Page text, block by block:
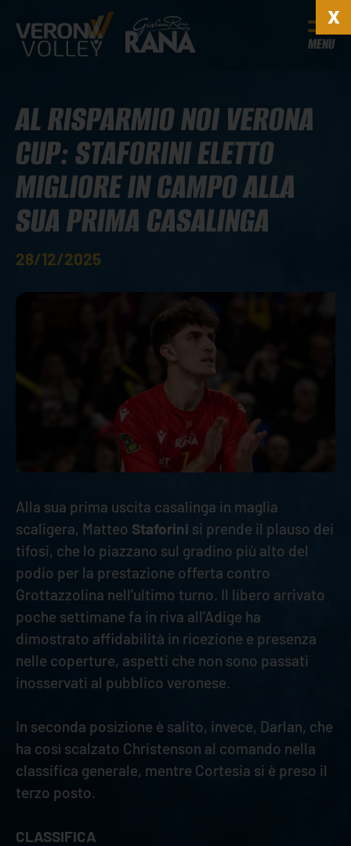
MENU
AL RISPARMIO NOI VERONA
CUP: STAFORINI ELETTO
MIGLIORE IN CAMPO ALLA
SUA PRIMA CASALINGA
28/12/2025
Alla sua prima uscita casalinga in maglia
scaligera, Matteo Staforini si prende il plauso dei
tifosi, che lo piazzano sul gradino più alto del
podio per la prestazione offerta contro
Grottazzolina nell'ultimo turno. Il libero arrivato
poche settimane fa in riva all'Adige ha
dimostrato affidabilità in ricezione e presenza
nelle coperture, aspetti che non sono passati
inosservati al pubblico veronese.
In seconda posizione è salito, invece, Darlan, che
ha così scalzato Christenson al comando nella
classifica generale, mentre Cortesia si è preso il
terzo posto.
CLASSIFICA